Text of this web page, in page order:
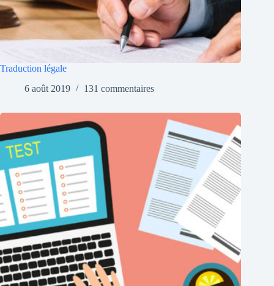
Traduction légale
6 août 2019
131 commentaires